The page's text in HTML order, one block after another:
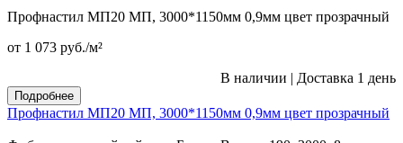
Профнастил МП20 МП, 3000*1150мм 0,9мм цвет прозрачный
от 1 073 руб./м²
В наличии | Доставка 1 день
Подробнее
Профнастил МП20 МП, 3000*1150мм 0,9мм цвет прозрачный